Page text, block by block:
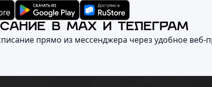
В MAX И ТЕЛЕГРАМ
прямо из мессенджера через удобное